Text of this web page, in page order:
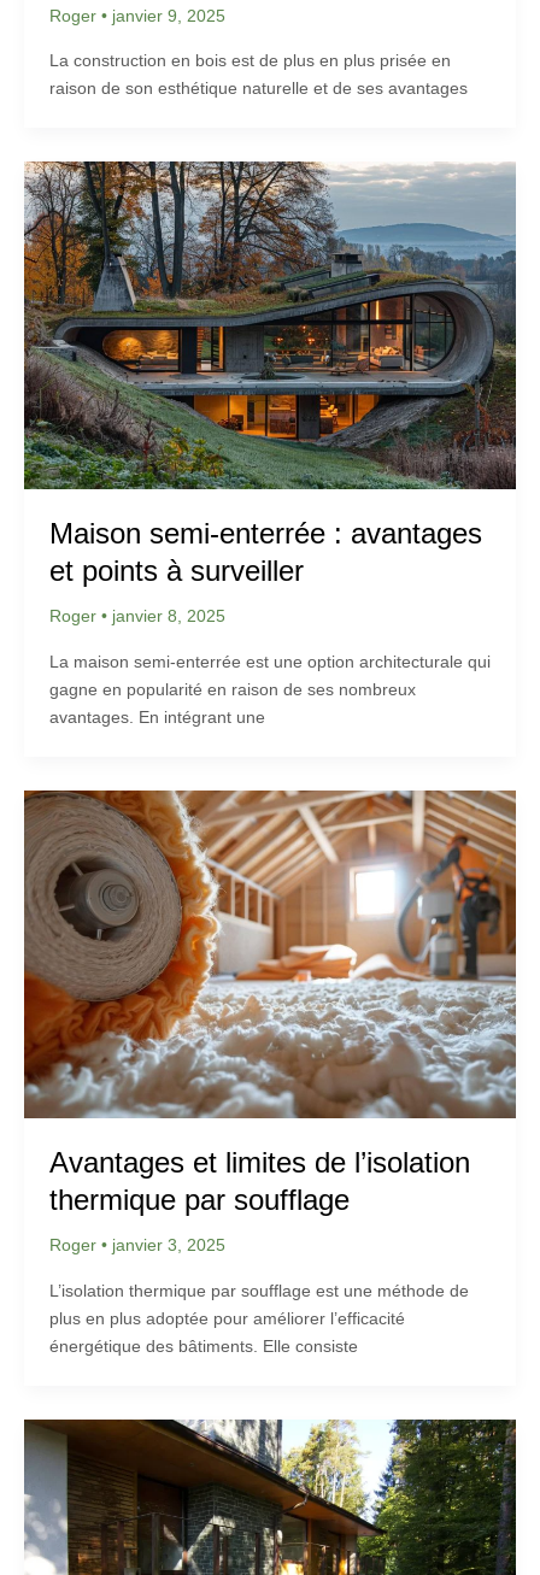
Roger • janvier 9, 2025
La construction en bois est de plus en plus prisée en
raison de son esthétique naturelle et de ses avantages
Maison semi-enterrée : avantages
et points à surveiller
Roger • janvier 8, 2025
La maison semi-enterrée est une option architecturale qui
gagne en popularité en raison de ses nombreux
avantages. En intégrant une
Avantages et limites de l’isolation
thermique par soufflage
Roger • janvier 3, 2025
L’isolation thermique par soufflage est une méthode de
plus en plus adoptée pour améliorer l’efficacité
énergétique des bâtiments. Elle consiste